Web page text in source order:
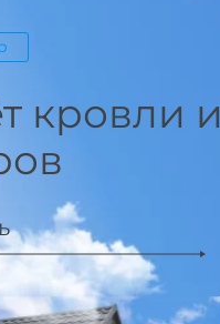
кровли и